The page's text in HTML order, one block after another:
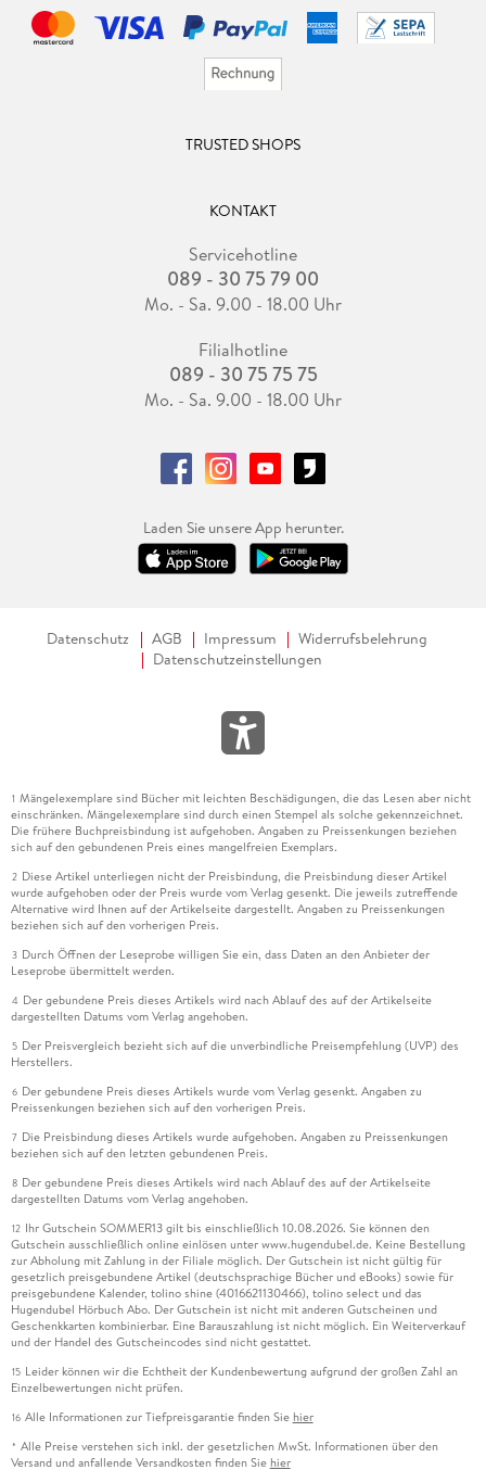
TRUSTED SHOPS
KONTAKT
Servicehotline
089 - 30 75 79 00
Mo. - Sa. 9.00 - 18.00 Uhr
Filialhotline
089 - 30 75 75 75
Mo. - Sa. 9.00 - 18.00 Uhr
Laden Sie unsere App herunter.
Datenschutz AGB Impressum
Widerrufsbelehrung
Datenschutzeinstellungen
1 Mängelexemplare sind Bücher mit leichten Beschädigungen, die das Lesen aber nicht
einschränken. Mängelexemplare sind durch einen Stempel als solche gekennzeichnet.
Die frühere Buchpreisbindung ist aufgehoben. Angaben zu Preissenkungen beziehen
sich auf den gebundenen Preis eines mangelfreien Exemplars.
2 Diese Artikel unterliegen nicht der Preisbindung, die Preisbindung dieser Artikel
wurde aufgehoben oder der Preis wurde vom Verlag gesenkt. Die jeweils zutreffende
Alternative wird Ihnen auf der Artikelseite dargestellt. Angaben zu Preissenkungen
beziehen sich auf den vorherigen Preis.
3 Durch Öffnen der Leseprobe willigen Sie ein, dass Daten an den Anbieter der
Leseprobe übermittelt werden.
4 Der gebundene Preis dieses Artikels wird nach Ablauf des auf der Artikelseite
dargestellten Datums vom Verlag angehoben.
5 Der Preisvergleich bezieht sich auf die unverbindliche Preisempfehlung (UVP) des
Herstellers.
6 Der gebundene Preis dieses Artikels wurde vom Verlag gesenkt. Angaben zu
Preissenkungen beziehen sich auf den vorherigen Preis.
7 Die Preisbindung dieses Artikels wurde aufgehoben. Angaben zu Preissenkungen
beziehen sich auf den letzten gebundenen Preis.
8 Der gebundene Preis dieses Artikels wird nach Ablauf des auf der Artikelseite
dargestellten Datums vom Verlag angehoben.
12 Ihr Gutschein SOMMER13 gilt bis einschließlich 10.08.2026. Sie können den
Gutschein ausschließlich online einlösen unter www.hugendubel.de. Keine Bestellung
zur Abholung mit Zahlung in der Filiale möglich. Der Gutschein ist nicht gültig für
gesetzlich preisgebundene Artikel (deutschsprachige Bücher und eBooks) sowie für
preisgebundene Kalender, tolino shine (4016621130466), tolino select und das
Hugendubel Hörbuch Abo. Der Gutschein ist nicht mit anderen Gutscheinen und
Geschenkkarten kombinierbar. Eine Barauszahlung ist nicht möglich. Ein Weiterverkauf
und der Handel des Gutscheincodes sind nicht gestattet.
15 Leider können wir die Echtheit der Kundenbewertung aufgrund der großen Zahl an
Einzelbewertungen nicht prüfen.
16 Alle Informationen zur Tiefpreisgarantie finden Sie hier
* Alle Preise verstehen sich inkl. der gesetzlichen MwSt. Informationen über den
Versand und anfallende Versandkosten finden Sie hier